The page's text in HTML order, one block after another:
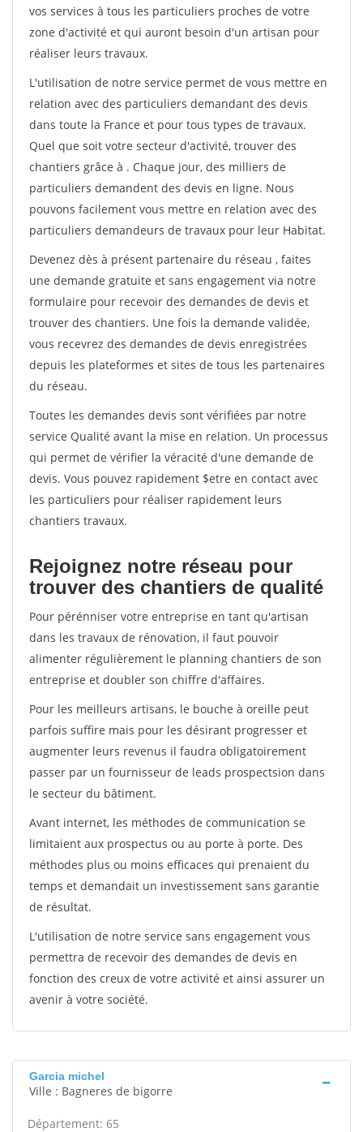
vos services à tous les particuliers proches de votre
zone d'activité et qui auront besoin d'un artisan pour
réaliser leurs travaux.
L'utilisation de notre service permet de vous mettre en
relation avec des particuliers demandant des devis
dans toute la France et pour tous types de travaux.
Quel que soit votre secteur d'activité, trouver des
chantiers grâce à . Chaque jour, des milliers de
particuliers demandent des devis en ligne. Nous
pouvons facilement vous mettre en relation avec des
particuliers demandeurs de travaux pour leur Habitat.
Devenez dès à présent partenaire du réseau , faites
une demande gratuite et sans engagement via notre
formulaire pour recevoir des demandes de devis et
trouver des chantiers. Une fois la demande validée,
vous recevrez des demandes de devis enregistrées
depuis les plateformes et sites de tous les partenaires
du réseau.
Toutes les demandes devis sont vérifiées par notre
service Qualité avant la mise en relation. Un processus
qui permet de vérifier la véracité d'une demande de
devis. Vous pouvez rapidement $etre en contact avec
les particuliers pour réaliser rapidement leurs
chantiers travaux.
Rejoignez notre réseau pour
trouver des chantiers de qualité
Pour pérénniser votre entreprise en tant qu'artisan
dans les travaux de rénovation, il faut pouvoir
alimenter régulièrement le planning chantiers de son
entreprise et doubler son chiffre d'affaires.
Pour les meilleurs artisans, le bouche à oreille peut
parfois suffire mais pour les désirant progresser et
augmenter leurs revenus il faudra obligatoirement
passer par un fournisseur de leads prospectsion dans
le secteur du bâtiment.
Avant internet, les méthodes de communication se
limitaient aux prospectus ou au porte à porte. Des
méthodes plus ou moins efficaces qui prenaient du
temps et demandait un investissement sans garantie
de résultat.
L'utilisation de notre service sans engagement vous
permettra de recevoir des demandes de devis en
fonction des creux de votre activité et ainsi assurer un
avenir à votre société.
Garcia michel
Ville : Bagneres de bigorre
Département: 65